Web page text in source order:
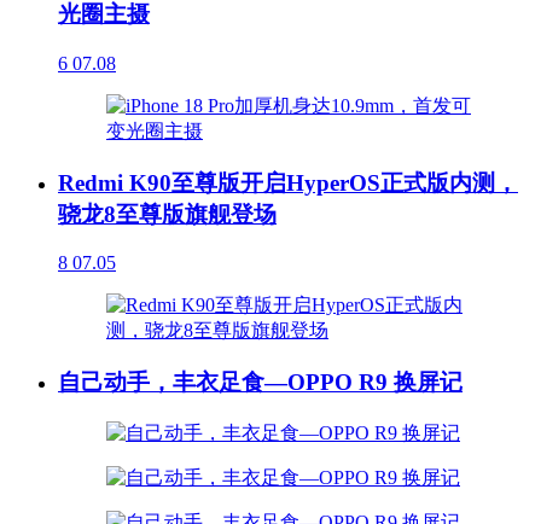
光圈主摄
6 07.08
Redmi K90至尊版开启HyperOS正式版内测，
骁龙8至尊版旗舰登场
8 07.05
自己动手，丰衣足食—OPPO R9 换屏记